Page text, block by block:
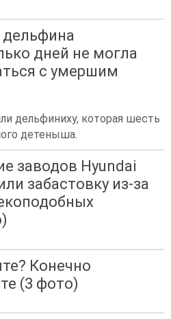
дней не могла
с умершим
дельфиниху, которая шесть
детеныша.
заводов Hyundai
забастовку из-за
Конечно
(3 фото)